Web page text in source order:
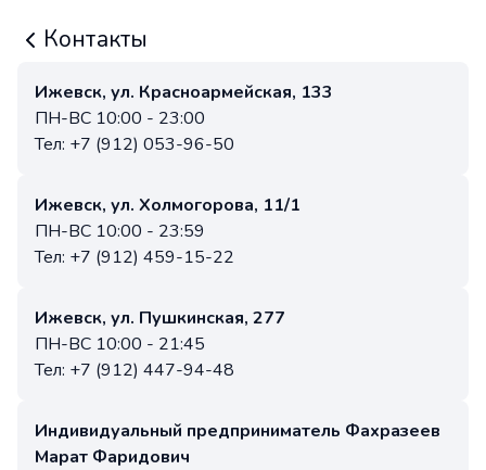
Контакты
Ижевск, ул. Красноармейская, 133
ПН-ВС 10:00 - 23:00
Тел: +7 (912) 053-96-50
Ижевск, ул. Холмогорова, 11/1
ПН-ВС 10:00 - 23:59
Тел: +7 (912) 459-15-22
Ижевск, ул. Пушкинская, 277
ПН-ВС 10:00 - 21:45
Тел: +7 (912) 447-94-48
Индивидуальный предприниматель Фахразеев
Марат Фаридович